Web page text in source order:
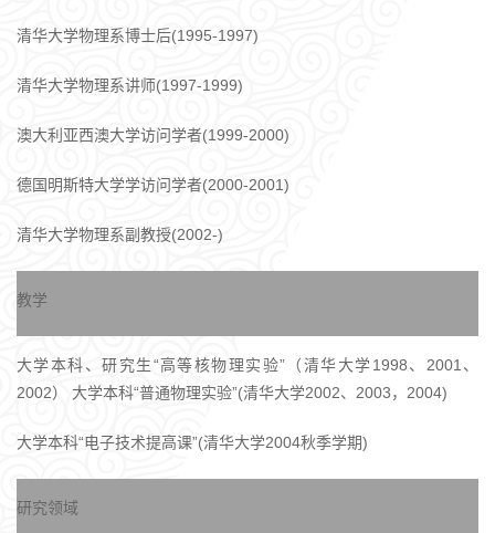
清华大学物理系博士后(1995-1997)
清华大学物理系讲师(1997-1999)
澳大利亚西澳大学访问学者(1999-2000)
德国明斯特大学学访问学者(2000-2001)
清华大学物理系副教授(2002-)
教学
大学本科、研究生“高等核物理实验”（清华大学1998、2001、
2002） 大学本科“普通物理实验”(清华大学2002、2003，2004)
大学本科“电子技术提高课”(清华大学2004秋季学期)
研究领域